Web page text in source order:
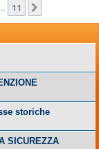
11
storiche
SICUREZZA